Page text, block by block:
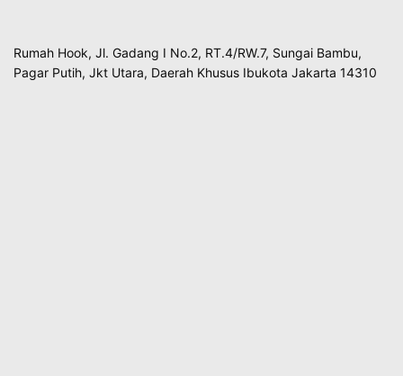
Rumah Hook, Jl. Gadang I No.2, RT.4/RW.7, Sungai Bambu,
Pagar Putih, Jkt Utara, Daerah Khusus Ibukota Jakarta 14310